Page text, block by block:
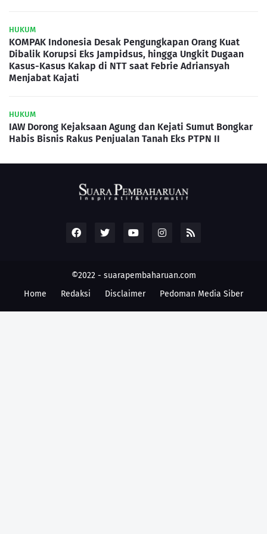
HUKUM
KOMPAK Indonesia Desak Pengungkapan Orang Kuat
Dibalik Korupsi Eks Jampidsus, hingga Ungkit Dugaan
Kasus-Kasus Kakap di NTT saat Febrie Adriansyah
Menjabat Kajati
HUKUM
IAW Dorong Kejaksaan Agung dan Kejati Sumut Bongkar
Habis Bisnis Rakus Penjualan Tanah Eks PTPN II
©2022 - suarapembaharuan.com
Home
Redaksi Disclaimer Pedoman Media Siber